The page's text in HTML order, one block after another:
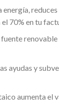
energía,
70% en tu
fuente
ayudas y
aumenta el